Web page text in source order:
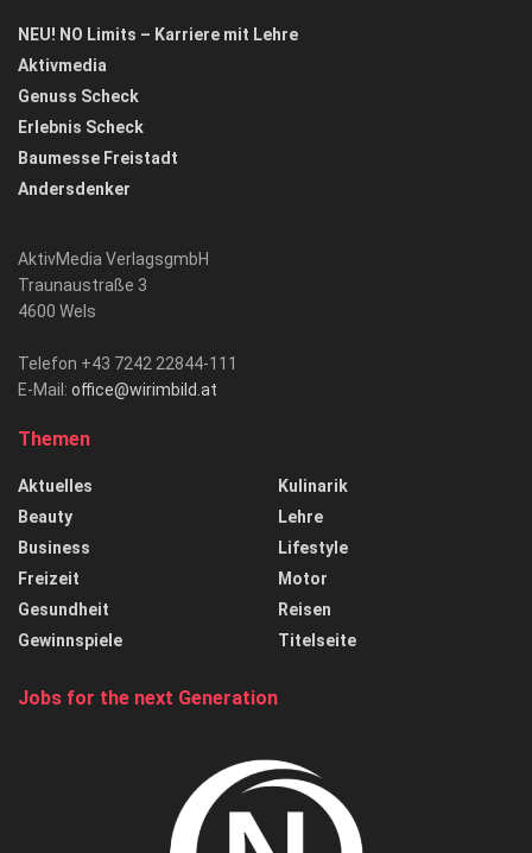
NEU! NO Limits – Karriere mit Lehre
Aktivmedia
Genuss Scheck
Erlebnis Scheck
Baumesse Freistadt
Andersdenker
AktivMedia VerlagsgmbH
Traunaustraße 3
4600 Wels
Telefon +43 7242 22844-111
E-Mail: office@wirimbild.at
Themen
Aktuelles
Beauty
Business
Freizeit
Gesundheit
Gewinnspiele
Kulinarik
Lehre
Lifestyle
Motor
Reisen
Titelseite
Jobs for the next Generation